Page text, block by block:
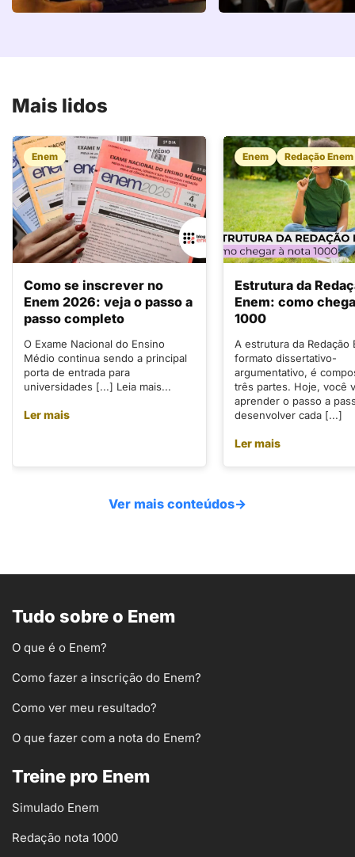
Mais lidos
Enem
Como se inscrever no
Enem 2026: veja o passo a
passo completo
O Exame Nacional do Ensino
Médio continua sendo a principal
porta de entrada para
universidades [...] Leia mais...
Ler mais
Enem Redação Enem
Estrutura da
Enem: como
1000
A estrutura da Redação
formato dissertativo-
argumentativo, é
três partes. Hoje, você
aprender o passo a
desenvolver cada [...]
Ler mais
Ver mais conteúdos→
Tudo sobre o Enem
O que é o Enem?
Como fazer a inscrição do Enem?
Como ver meu resultado?
O que fazer com a nota do Enem?
Treine pro Enem
Simulado Enem
Redação nota 1000